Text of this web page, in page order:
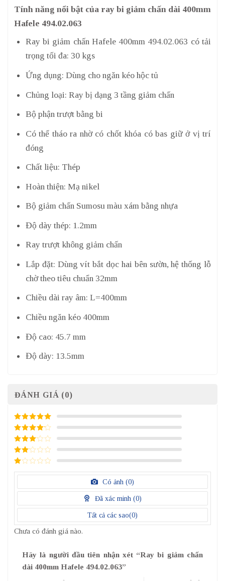
Tính năng nổi bật của ray bi giảm chấn dài 400mm
Hafele 494.02.063
Ray bi giảm chấn Hafele 400mm 494.02.063 có tải
trọng tối đa: 30 kgs
Ứng dụng: Dùng cho ngăn kéo hộc tủ
Chủng loại: Ray bị dạng 3 tầng giảm chấn
Bộ phận trượt bằng bi
Có thể tháo ra nhờ có chốt khóa có bas giữ ở vị trí
đóng
Chất liệu: Thép
Hoàn thiện: Mạ nikel
Bộ giảm chấn Sumosu màu xám bằng nhựa
Độ dày thép: 1.2mm
Ray trượt không giảm chấn
Lắp đặt: Dùng vít bắt dọc hai bên sườn, hệ thống lỗ
chờ theo tiêu chuẩn 32mm
Chiều dài ray âm: L=400mm
Chiều ngăn kéo 400mm
Độ cao: 45.7 mm
Độ dày: 13.5mm
ĐÁNH GIÁ (0)
5/ 5 điểm
4/ 5
điểm
3/ 5
điểm
2/
điểm
1
điểm
Có ảnh (0)
Đã xác minh (0)
Tất cả các sao(0)
Chưa có đánh giá nào.
Hãy là người đầu tiên nhận xét “Ray bi giảm chấn
dài 400mm Hafele 494.02.063”